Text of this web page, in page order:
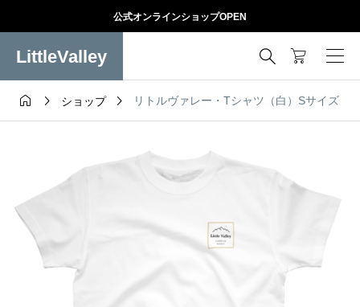
公式オンラインショップOPEN
LittleValley 
  ショップ  リトルヴァレー・Tシャツ（白）Sサイズ